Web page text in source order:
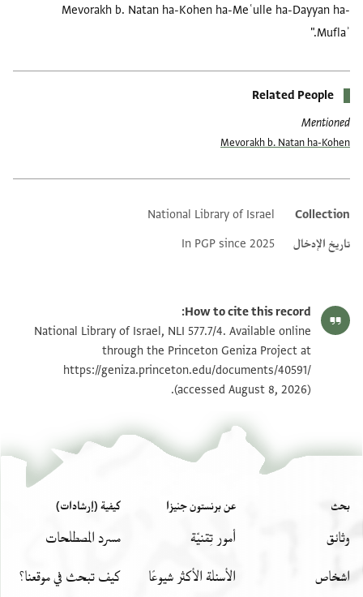
Mevorakh b. Natan ha-Kohen ha-Meʿulle ha-Dayyan ha-
Muflaʾ."
Related People
Mentioned
Mevorakh b. Natan ha-Kohen
Additional metadata
Collection
National Library of Israel
تاريخ الإدخال
In PGP since 2025
How to cite this record:
National Library of Israel, NLI 577.7/4. Available online
through the Princeton Geniza Project at
https://geniza.princeton.edu/documents/40591/
(accessed August 8, 2026).
بحث
وثائق
اشخاص
عن برنستون جنيزا
أمور تِقنيّة
الأسئلة الأكثر شيوعًا
كيفية (إرشادات)
مسرد المصطلحات
كيف تبحث في موقعنا؟